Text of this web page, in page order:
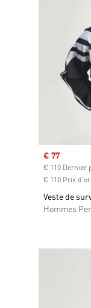
Prix soldé
€ 77
€ 110 Dernier
€ 110 Prix
Veste de
Hommes